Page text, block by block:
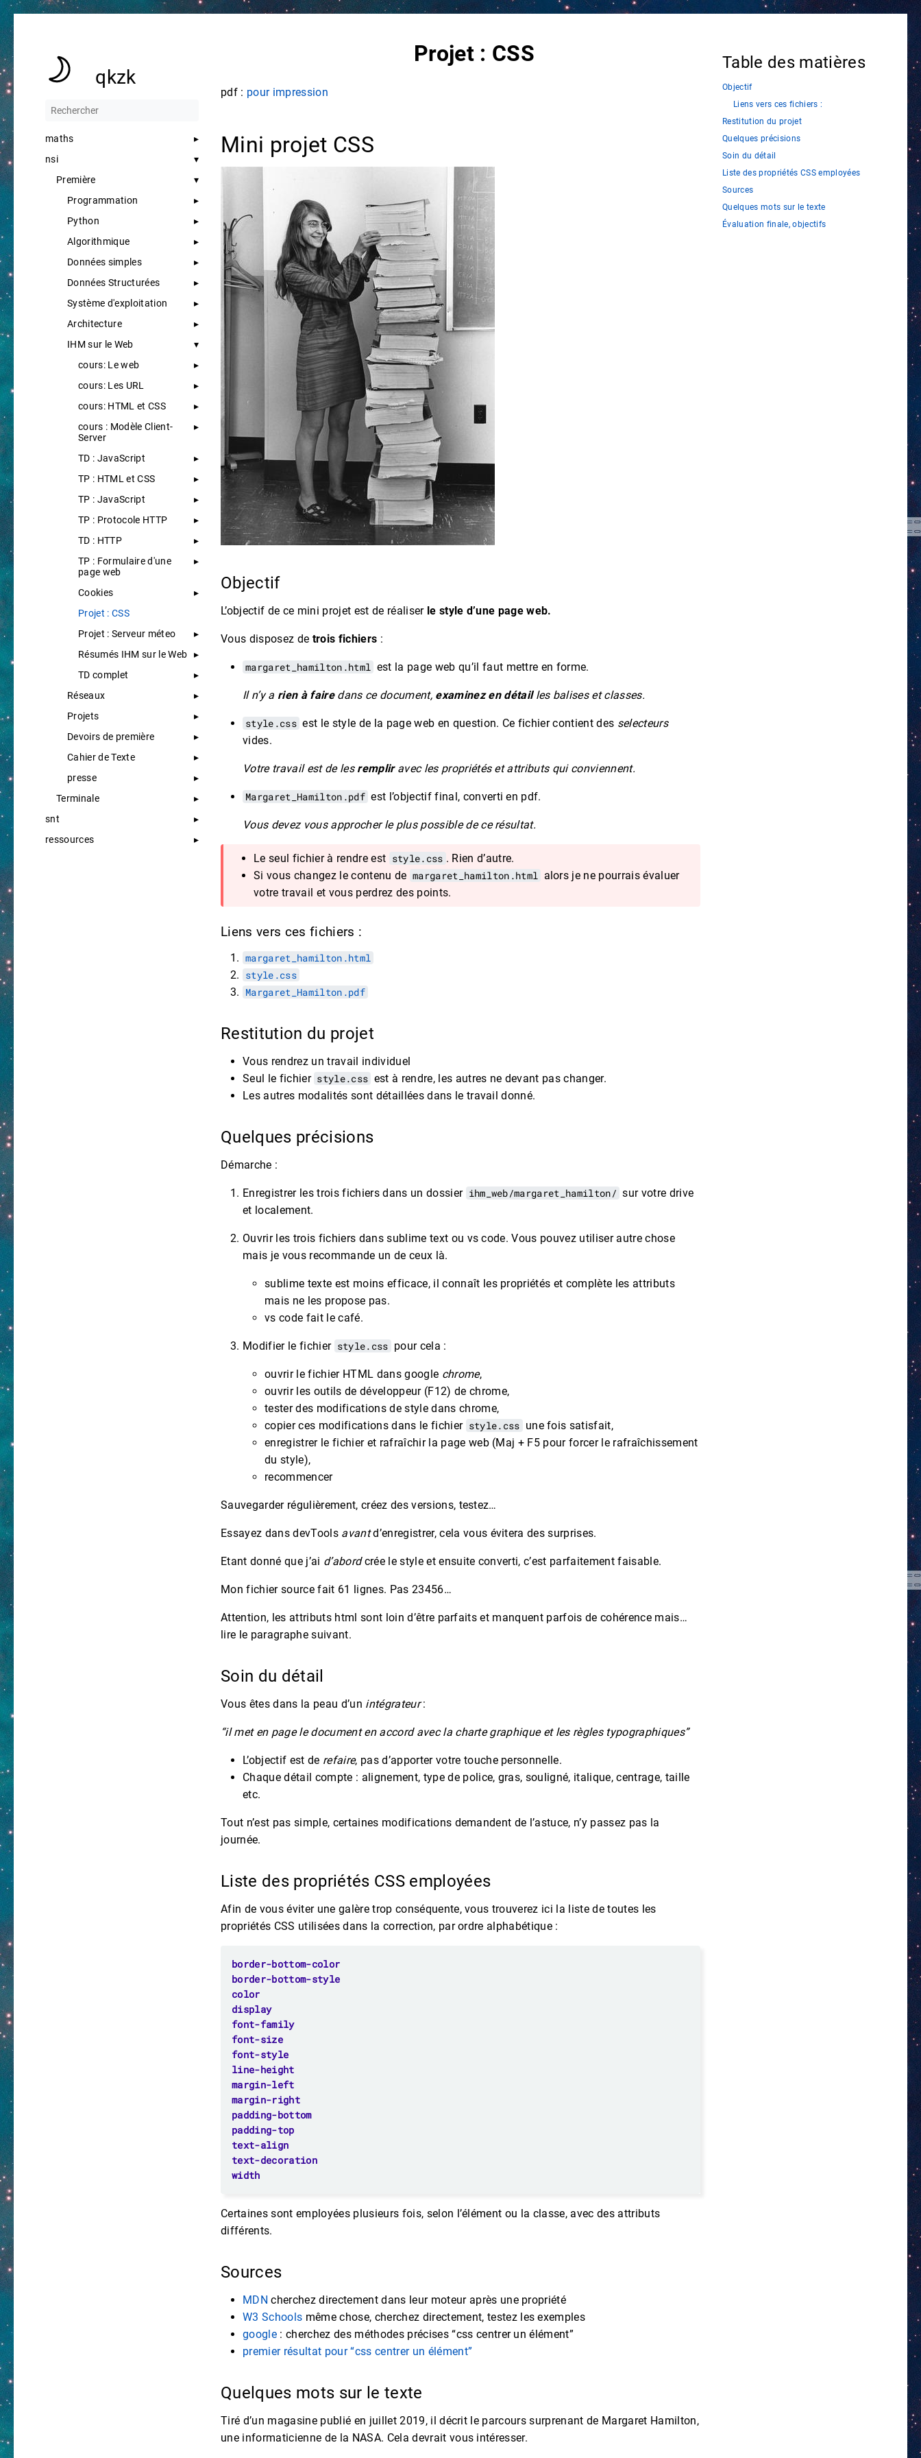
Projet : CSS
qkzk
maths
nsi
Première
Programmation
Python
Algorithmique
Données simples
Données Structurées
Système d'exploitation
Architecture
IHM sur le Web
cours: Le web
cours: Les URL
cours: HTML et CSS
cours : Modèle Client-
Server
TD : JavaScript
TP : HTML et CSS
TP : JavaScript
TP : Protocole HTTP
TD : HTTP
TP : Formulaire d'une
page web
Cookies
Projet : CSS
Projet : Serveur méteo
Résumés IHM sur le Web
TD complet
Réseaux
Projets
Devoirs de première
Cahier de Texte
presse
Terminale
snt
ressources
pdf : pour impression
Mini projet CSS
Objectif
L’objectif de ce mini projet est de réaliser le style d’une page web.
Vous disposez de trois fichiers :
margaret_hamilton.html est la page web qu’il faut mettre en forme.
Il n’y a rien à fairedans ce document, examinez en détailles balises et classes.
style.css est le style de la page web en question. Ce fichier contient des selecteurs
vides.
Votre travail est de les rempliravec les propriétés et attributs qui conviennent.
Margaret_Hamilton.pdf est l’objectif final, converti en pdf.
Vous devez vous approcher le plus possible de ce résultat.
Le seul fichier à rendre est style.css . Rien d’autre.
Si vous changez le contenu de margaret_hamilton.html alors je ne pourrais évaluer
votre travail et vous perdrez des points.
Liens vers ces fichiers :
margaret_hamilton.html
style.css
Margaret_Hamilton.pdf
Restitution du projet
Vous rendrez un travail individuel
Seul le fichier style.css est à rendre, les autres ne devant pas changer.
Les autres modalités sont détaillées dans le travail donné.
Quelques précisions
Démarche :
Enregistrer les trois fichiers dans un dossier ihm_web/margaret_hamilton/ sur votre drive
et localement.
Ouvrir les trois fichiers dans sublime text ou vs code. Vous pouvez utiliser autre chose
mais je vous recommande un de ceux là.
sublime texte est moins efficace, il connaît les propriétés et complète les attributs
mais ne les propose pas.
vs code fait le café.
Modifier le fichier style.css pour cela :
ouvrir le fichier HTML dans google chrome,
ouvrir les outils de développeur (F12) de chrome,
tester des modifications de style dans chrome,
copier ces modifications dans le fichier style.css une fois satisfait,
enregistrer le fichier et rafraîchir la page web (Maj + F5 pour forcer le rafraîchissement
du style),
recommencer
Sauvegarder régulièrement, créez des versions, testez…
Essayez dans devTools avantd’enregistrer, cela vous évitera des surprises.
Etant donné que j’ai d’abordcrée le style et ensuite converti, c’est parfaitement faisable.
Mon fichier source fait 61 lignes. Pas 23456…
Attention, les attributs html sont loin d’être parfaits et manquent parfois de cohérence mais…
lire le paragraphe suivant.
Soin du détail
Vous êtes dans la peau d’un intégrateur:
“il met en page le document en accord avec la charte graphique et les règles typographiques”
L’objectif est de refaire, pas d’apporter votre touche personnelle.
Chaque détail compte : alignement, type de police, gras, souligné, italique, centrage, taille
etc.
Tout n’est pas simple, certaines modifications demandent de l’astuce, n’y passez pas la
journée.
Liste des propriétés CSS employées
Afin de vous éviter une galère trop conséquente, vous trouverez ici la liste de toutes les
propriétés CSS utilisées dans la correction, par ordre alphabétique :
border-bottom-color
border-bottom-style
color
display
font-family
font-size
font-style
line-height
margin-left
margin-right
padding-bottom
padding-top
text-align
text-decoration
width
Certaines sont employées plusieurs fois, selon l’élément ou la classe, avec des attributs
différents.
Sources
MDN cherchez directement dans leur moteur après une propriété
W3 Schools même chose, cherchez directement, testez les exemples
google: cherchez des méthodes précises “css centrer un élément”
premier résultat pour “css centrer un élément”
Quelques mots sur le texte
Tiré d’un magasine publié en juillet 2019, il décrit le parcours surprenant de Margaret Hamilton,
une informaticienne de la NASA. Cela devrait vous intéresser.
Table des matières
Objectif
Liens vers ces fichiers :
Restitution du projet
Quelques précisions
Soin du détail
Liste des propriétés CSS employées
Sources
Quelques mots sur le texte
Évaluation finale, objectifs